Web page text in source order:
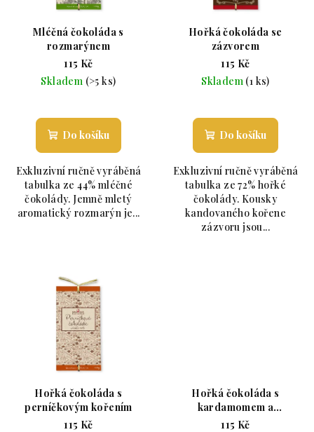
Mléčná čokoláda s
rozmarýnem
115 Kč
Skladem (>5 ks)
Do košíku
Exkluzivní ručně vyráběná
tabulka ze 44% mléčné
čokolády. Jemně mletý
aromatický rozmarýn je...
Hořká čokoláda se
zázvorem
115 Kč
Skladem (1 ks)
Do košíku
Exkluzivní ručně vyráběná
tabulka ze 72% hořké
čokolády. Kousky
kandovaného kořene
zázvoru jsou...
Hořká čokoláda s
perníčkovým kořením
115 Kč
Hořká čokoláda s
kardamomem a
muškátovým oříškem
115 Kč